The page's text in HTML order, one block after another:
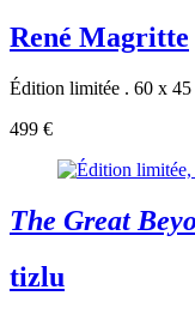
René Magritte
Édition limitée . 60 x 45
499 €
The Great
tizlu